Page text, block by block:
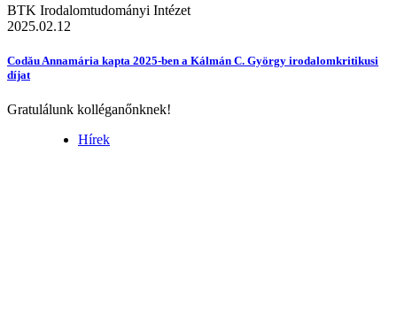
BTK Irodalomtudományi Intézet
2025.02.12
Codău Annamária kapta 2025-ben a Kálmán C. György irodalomkritikusi
díjat
Gratulálunk kolléganőnknek!
Hírek